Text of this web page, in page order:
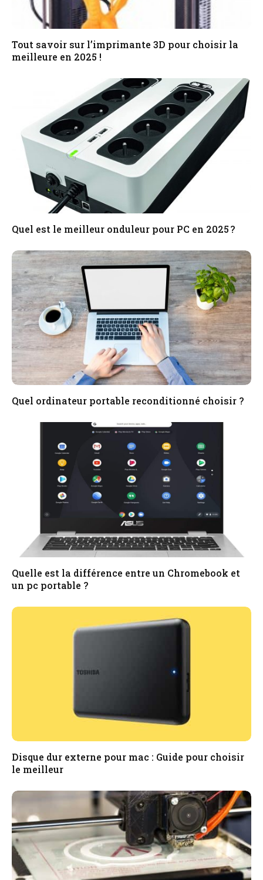
Tout savoir sur l’imprimante 3D pour choisir la
meilleure en 2025 !
Quel est le meilleur onduleur pour PC en 2025 ?
Quel ordinateur portable reconditionné choisir ?
Quelle est la différence entre un Chromebook et
un pc portable ?
Disque dur externe pour mac : Guide pour choisir
le meilleur